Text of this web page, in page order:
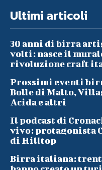
Ultimi articoli
30 anni di birra
volti: nasce il
rivoluzione craft
Prossimi eventi
Bolle di Malto,
Acida e altri
Il podcast di
vivo: protagonista
di Hilltop
Birra italiana: